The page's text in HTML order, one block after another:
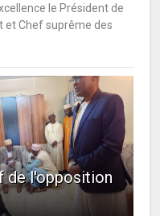
le Président de
et Chef suprême des
de l'opposition